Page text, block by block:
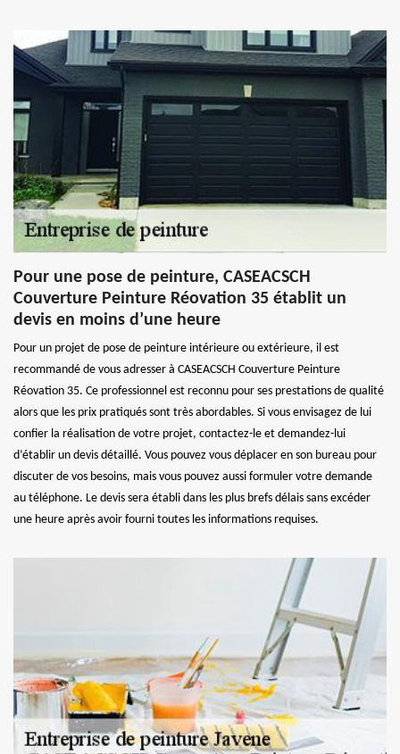
Pour une pose de peinture, CASEACSCH
Couverture Peinture Réovation 35 établit un
devis en moins d’une heure
Pour un projet de pose de peinture intérieure ou extérieure, il est
recommandé de vous adresser à CASEACSCH Couverture Peinture
Réovation 35. Ce professionnel est reconnu pour ses prestations de qualité
alors que les prix pratiqués sont très abordables. Si vous envisagez de lui
confier la réalisation de votre projet, contactez-le et demandez-lui
d’établir un devis détaillé. Vous pouvez vous déplacer en son bureau pour
discuter de vos besoins, mais vous pouvez aussi formuler votre demande
au téléphone. Le devis sera établi dans les plus brefs délais sans excéder
une heure après avoir fourni toutes les informations requises.